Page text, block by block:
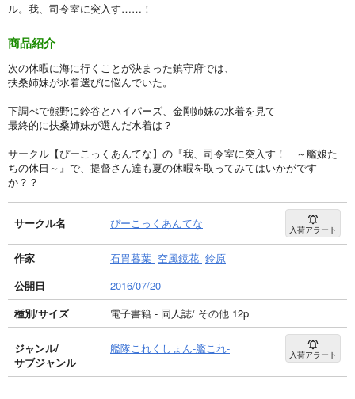
ル。我、司令室に突入す……！
商品紹介
次の休暇に海に行くことが決まった鎮守府では、
扶桑姉妹が水着選びに悩んでいた。
下調べで熊野に鈴谷とハイパーズ、金剛姉妹の水着を見て
最終的に扶桑姉妹が選んだ水着は？
サークル【ぴーこっくあんてな】の『我、司令室に突入す！ ～艦娘た
ちの休日～』で、提督さん達も夏の休暇を取ってみてはいかがです
か？？
サークル名 ぴーこっくあんてな 入荷アラート
作家 石胃暮葉 空風鏡花 鈴原
公開日
2016/07/20
種別/サイズ
電子書籍 - 同人誌/ その他 12p
ジャンル/
サブジャンル
艦隊これくしょん-艦これ- 入荷アラート